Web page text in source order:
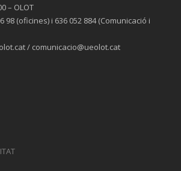
– OLOT
98 (oficines) i 636 052 884 (Comunicació i
/ comunicacio@ueolot.cat